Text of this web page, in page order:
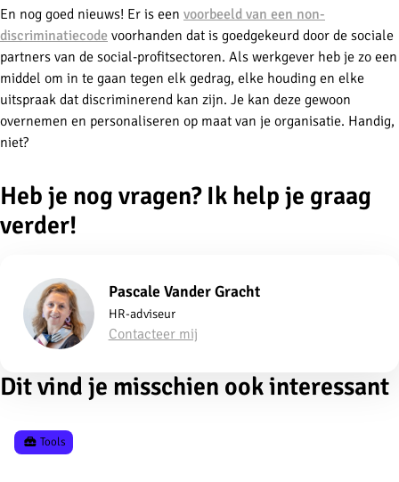
En nog goed nieuws! Er is een voorbeeld van een non-
discriminatiecode voorhanden dat is goedgekeurd door de sociale
partners van de social-profitsectoren. Als werkgever heb je zo een
middel om in te gaan tegen elk gedrag, elke houding en elke
uitspraak dat discriminerend kan zijn. Je kan deze gewoon
overnemen en personaliseren op maat van je organisatie. Handig,
niet?
Heb je nog vragen? Ik help je graag
verder!
Pascale Vander Gracht
HR-adviseur
Contacteer mij
Dit vind je misschien ook interessant
Tools